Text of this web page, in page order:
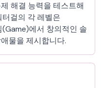
해결 능력을 테스트해
걸의 각 레벨은
에서 창의적인 솔
물을 제시합니다.